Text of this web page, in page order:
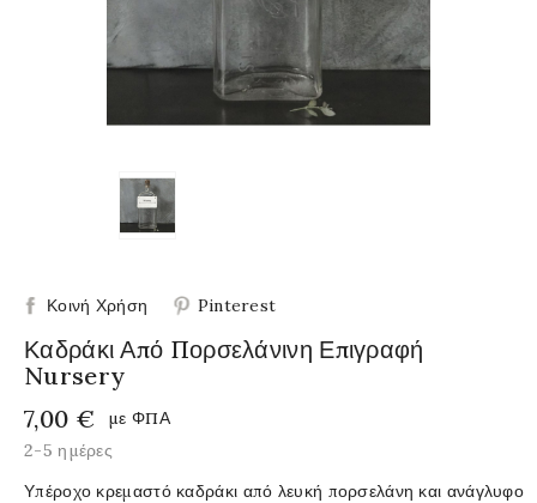
Κοινή Χρήση Pinterest
Καδράκι Από Πορσελάνινη Επιγραφή
Nursery
7,00 €
με ΦΠΑ
2-5 ημέρες
Υπέροχο κρεμαστό καδράκι από λευκή πορσελάνη και ανάγλυφο